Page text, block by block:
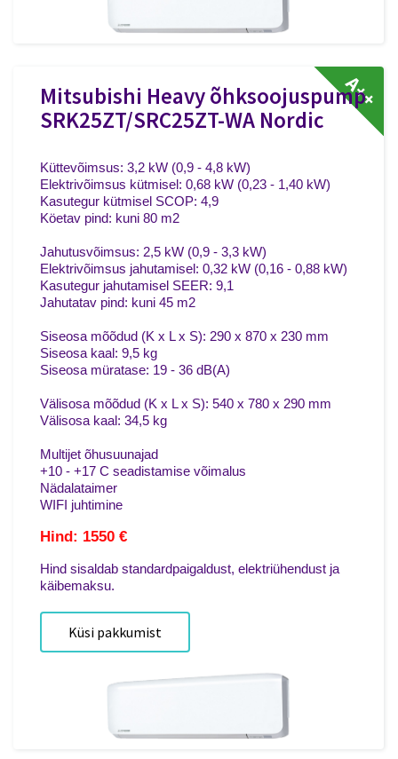
A++
Mitsubishi Heavy õhksoojuspump
SRK25ZT/SRC25ZT-WA Nordic
Küttevõimsus: 3,2 kW (0,9 - 4,8 kW)
Elektrivõimsus kütmisel: 0,68 kW (0,23 - 1,40 kW)
Kasutegur kütmisel SCOP: 4,9
Köetav pind: kuni 80 m2
Jahutusvõimsus: 2,5 kW (0,9 - 3,3 kW)
Elektrivõimsus jahutamisel: 0,32 kW (0,16 - 0,88 kW)
Kasutegur jahutamisel SEER: 9,1
Jahutatav pind: kuni 45 m2
Siseosa mõõdud (K x L x S): 290 x 870 x 230 mm
Siseosa kaal: 9,5 kg
Siseosa müratase: 19 - 36 dB(A)
Välisosa mõõdud (K x L x S): 540 x 780 x 290 mm
Välisosa kaal: 34,5 kg
Multijet õhusuunajad
+10 - +17 C seadistamise võimalus
Nädalataimer
WIFI juhtimine
Hind: 1550 €
Hind sisaldab standardpaigaldust, elektriühendust ja
käibemaksu.
Küsi pakkumist